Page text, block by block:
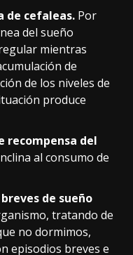
de cefaleas. Por
del sueño
mientras
de
de los niveles de
produce
recompensa del
al consumo de
de sueño
tratando de
no dormimos,
episodios breves e